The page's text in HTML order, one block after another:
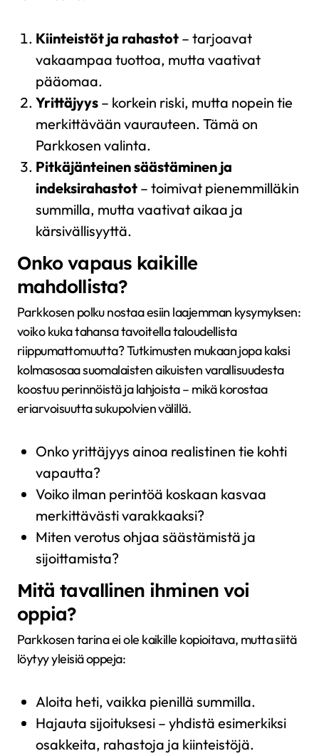
Kiinteistöt ja rahastot– tarjoavat
vakaampaa tuottoa, mutta vaativat
pääomaa.
Yrittäjyys– korkein riski, mutta nopein tie
merkittävään vaurauteen. Tämä on
Parkkosen valinta.
Pitkäjänteinen säästäminen ja
indeksirahastot– toimivat pienemmilläkin
summilla, mutta vaativat aikaa ja
kärsivällisyyttä.
Onko vapaus kaikille
mahdollista?
Parkkosen polku nostaa esiin laajemman kysymyksen:
voiko kuka tahansa tavoitella taloudellista
riippumattomuutta? Tutkimusten mukaan jopa kaksi
kolmasosaa suomalaisten aikuisten varallisuudesta
koostuu perinnöistä ja lahjoista – mikä korostaa
eriarvoisuutta sukupolvien välillä.
Onko yrittäjyys ainoa realistinen tie kohti
vapautta?
Voiko ilman perintöä koskaan kasvaa
merkittävästi varakkaaksi?
Miten verotus ohjaa säästämistä ja
sijoittamista?
Mitä tavallinen ihminen voi
oppia?
Parkkosen tarina ei ole kaikille kopioitava, mutta siitä
löytyy yleisiä oppeja:
Aloita heti, vaikka pienillä summilla.
Hajauta sijoituksesi – yhdistä esimerkiksi
osakkeita, rahastoja ja kiinteistöjä.